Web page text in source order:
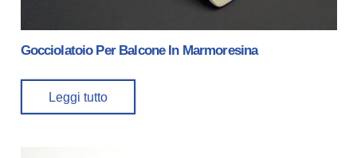
Gocciolatoio Per Balcone In Marmoresina
Leggi tutto